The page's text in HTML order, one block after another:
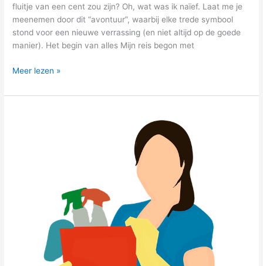
fluitje van een cent zou zijn? Oh, wat was ik naïef. Laat me je
meenemen door dit “avontuur”, waarbij elke trede symbool
stond voor een nieuwe verrassing (en niet altijd op de goede
manier). Het begin van alles Mijn reis begon met
Meer lezen »